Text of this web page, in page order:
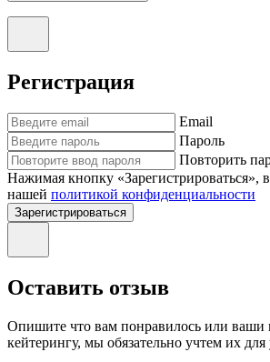
Регистрация
Email
Пароль
Повторить
Нажимая кнопку «Зарегистрироваться»,
нашей политикой конфиденциальности
Зарегистрироваться
Оставить отзыв
Опишите что вам понравилось или ваши
кейтерингу, мы обязательно учтем их